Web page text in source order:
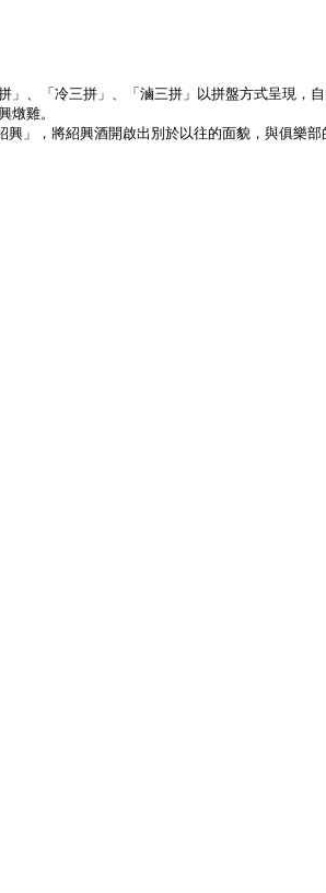
、「冷三拼」、「滷三拼」以拼盤方式呈現，
燉雞。
」，將紹興酒開啟出別於以往的面貌，與俱樂